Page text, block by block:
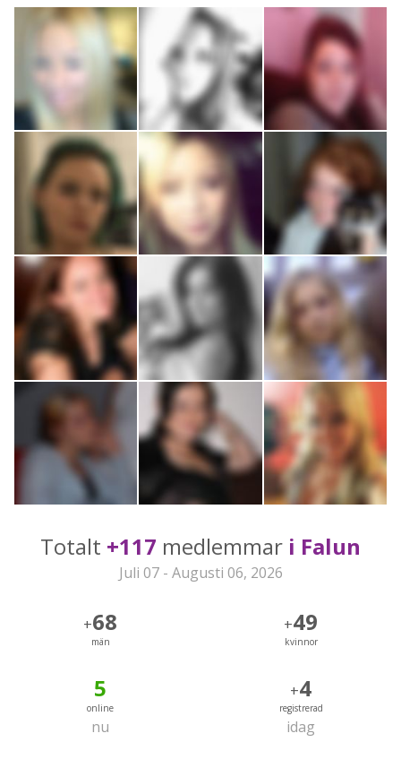
Totalt +117 medlemmar i Falun
Juli 07 - Augusti 06, 2026
+68
män
+49
kvinnor
5
online
nu
+4
registrerad
idag